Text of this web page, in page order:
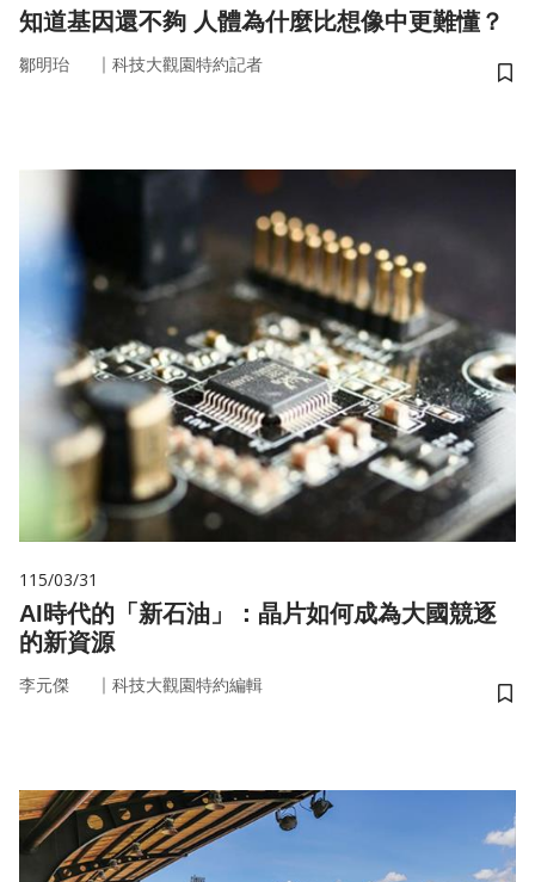
知道基因還不夠 人體為什麼比想像中更難懂？
鄒明珆 ｜ 科技大觀園特約記者
儲
115/03/31
AI時代的「新石油」：晶片如何成為大國競逐
的新資源
李元傑 ｜ 科技大觀園特約編輯
儲